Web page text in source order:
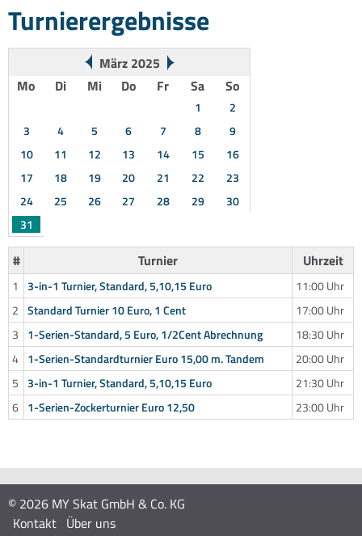
Turnierergebnisse
März 2025
Mo
Di Mi Do Fr Sa So
1
2
3
4 5 6 7 8
9
10
11 12 13 14 15
16
17
18 19 20 21 22
23
24
25 26 27 28 29
30
31
# Turnier Uhrzeit
1 3-in-1 Turnier, Standard, 5,10,15 Euro
11:00 Uhr
2 Standard Turnier 10 Euro, 1 Cent
17:00 Uhr
3
1-Serien-Standard, 5 Euro, 1/2Cent Abrechnung
18:30 Uhr
4 1-Serien-Standardturnier Euro 15,00 m. Tandem
20:00 Uhr
5 3-in-1 Turnier, Standard, 5,10,15 Euro
21:30 Uhr
6 1-Serien-Zockerturnier Euro 12,50 23:00 Uhr
© 2026 MY Skat GmbH & Co. KG
Kontakt Über uns